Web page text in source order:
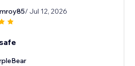
/ Jul 12, 2026